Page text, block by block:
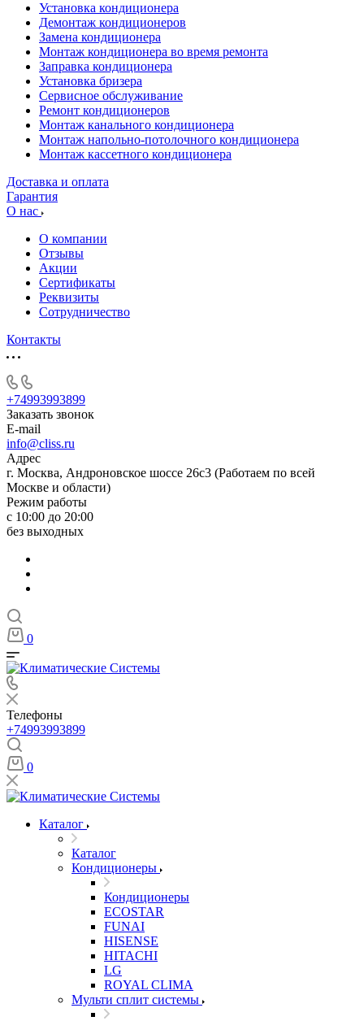
Установка кондиционера
Демонтаж кондиционеров
Замена кондиционера
Монтаж кондиционера во время ремонта
Заправка кондиционера
Установка бризера
Сервисное обслуживание
Ремонт кондиционеров
Монтаж канального кондиционера
Монтаж напольно-потолочного кондиционера
Монтаж кассетного кондиционера
Доставка и оплата
Гарантия
О нас
О компании
Отзывы
Акции
Cертификаты
Реквизиты
Сотрудничество
Контакты
+74993993899
Заказать звонок
E-mail
info@cliss.ru
Адрес
г. Москва, Андроновское шоссе 26с3 (Работаем по всей
Москве и области)
Режим работы
с 10:00 до 20:00
без выходных
0
Телефоны
+74993993899
0
Каталог
Каталог
Кондиционеры
Кондиционеры
ECOSTAR
FUNAI
HISENSE
HITACHI
LG
ROYAL CLIMA
Мульти сплит системы